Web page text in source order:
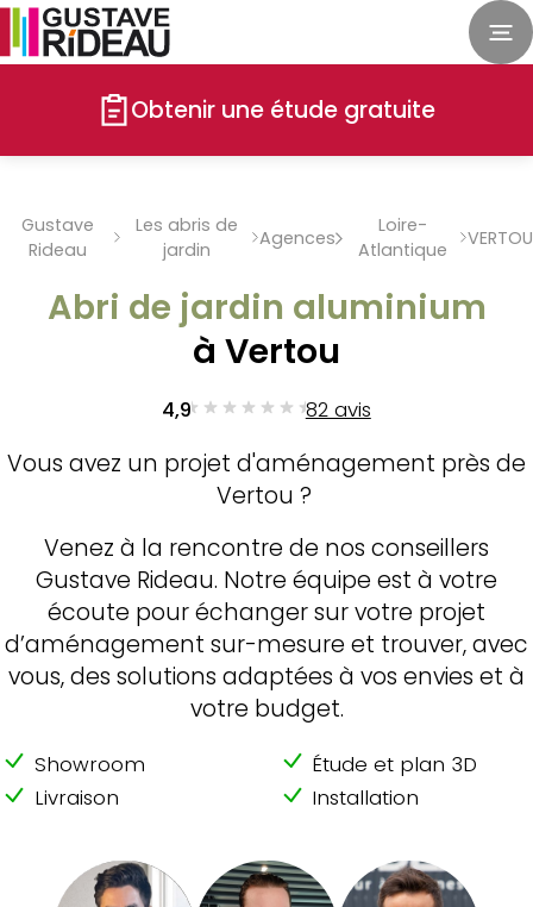
Obtenir une étude gratuite
Gustave
Rideau
Les abris de
jardin
Agences
Loire-
Atlantique
VERTOU
Abri de jardin aluminium
à Vertou
4,9 82 avis
Vous avez un projet d'aménagement près de
Vertou ?
Venez à la rencontre de nos conseillers
Gustave Rideau. Notre équipe est à votre
écoute pour échanger sur votre projet
d’aménagement sur-mesure et trouver, avec
vous, des solutions adaptées à vos envies et à
votre budget.
Showroom
Étude et plan 3D
Livraison
Installation